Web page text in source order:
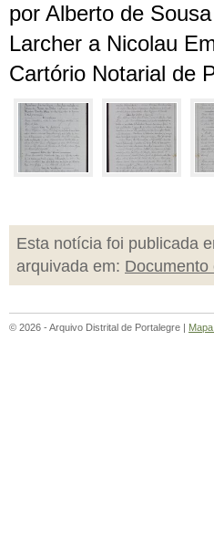
por Alberto de
Larcher a Nicolau
Cartório Notarial de
Esta notícia foi publicada
arquivada em: Documento
© 2026 - Arquivo Distrital de Portalegre |